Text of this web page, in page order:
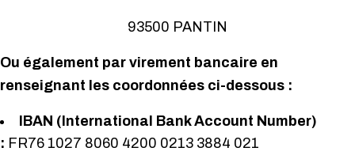
93500 PANTIN
Ou également par virement bancaire en
renseignant les coordonnées ci-dessous :
IBAN (International Bank Account Number)
: FR76 1027 8060 4200 0213 3884 021